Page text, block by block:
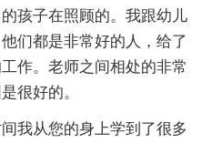
孩子在照顾的。我跟幼儿
们都是非常好的人，给了
作。老师之间相处的非常
很好的。
从您的身上学到了很多